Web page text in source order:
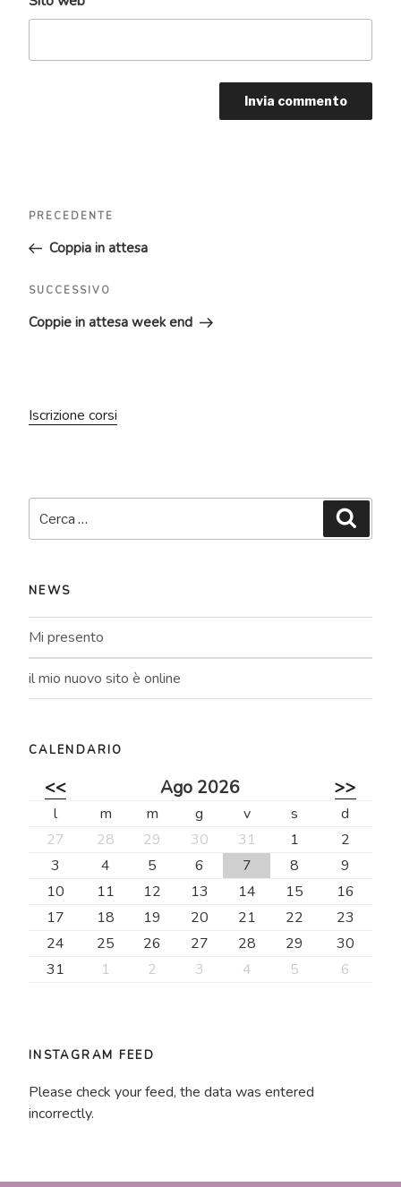
Articolo
precedente:
PRECEDENTE
Coppia in attesa
Articolo
successivo
SUCCESSIVO
Coppie in attesa week end
Iscrizione corsi
NEWS
Mi presento
il mio nuovo sito è online
CALENDARIO
<< Ago 2026 >>
l m m g v s
d
27
28 29 30 31 1
2
3
4 5 6 7 8
9
10
11 12 13 14 15
16
17
18 19 20 21 22
23
24
25 26 27 28 29
30
31
1 2 3 4 5 6
INSTAGRAM FEED
Please check your feed, the data was entered
incorrectly.